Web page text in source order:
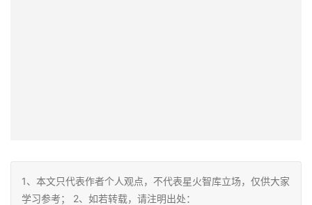
1、本文只代表作者个人观点，不代表星火智库立场，仅供大家
学习参考； 2、如若转载，请注明出处：